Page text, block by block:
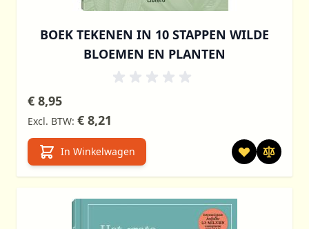
BOEK TEKENEN IN 10 STAPPEN WILDE
BLOEMEN EN PLANTEN
€ 8,95
€ 8,21
In Winkelwagen